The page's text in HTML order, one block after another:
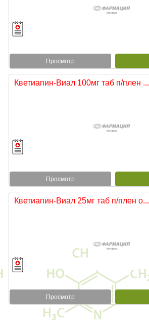
Просмотр
Кветиапин-Виал 100мг таб п/плен ...
Просмотр
Кветиапин-Виал 25мг таб п/плен о...
Просмотр